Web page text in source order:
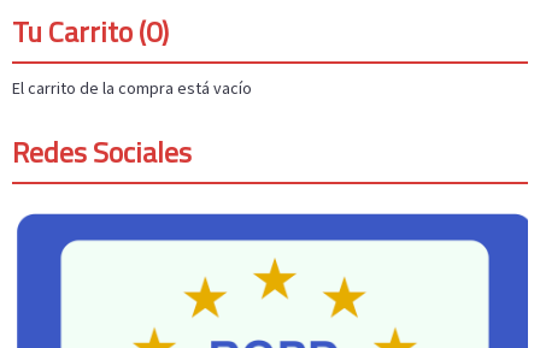
Tu Carrito (0)
El carrito de la compra está vacío
Redes Sociales